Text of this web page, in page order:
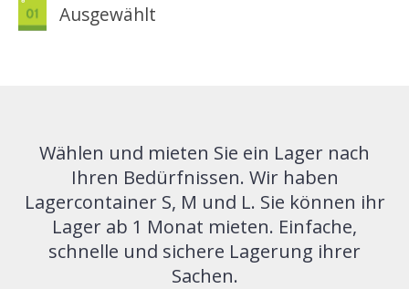
Ausgewählt
Wählen und mieten Sie ein Lager nach
Ihren Bedürfnissen. Wir haben
Lagercontainer S, M und L. Sie können ihr
Lager ab 1 Monat mieten. Einfache,
schnelle und sichere Lagerung ihrer
Sachen.